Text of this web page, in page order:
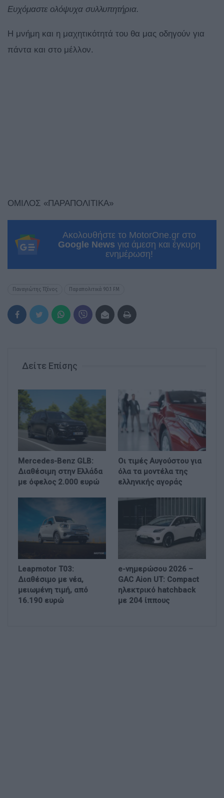
Ευχόμαστε ολόψυχα συλλυπητήρια.
Η μνήμη και η μαχητικότητά του θα μας οδηγούν για
πάντα και στο μέλλον.
ΟΜΙΛΟΣ «ΠΑΡΑΠΟΛΙΤΙΚΑ»
Ακολουθήστε το MotorOne.gr στο
Google News για άμεση και έγκυρη
ενημέρωση!
Παναγιώτης Τζένος Παραπολιτικά 90.1 FM
Δείτε Επίσης
Mercedes-Benz GLB:
Διαθέσιμη στην Ελλάδα
με όφελος 2.000 ευρώ
Οι τιμές Αυγούστου για
όλα τα μοντέλα της
ελληνικής αγοράς
Leapmotor T03:
Διαθέσιμο με νέα,
μειωμένη τιμή, από
16.190 ευρώ
e-νημερώσου 2026 –
GAC Aion UT: Compact
ηλεκτρικό hatchback
με 204 ίππους